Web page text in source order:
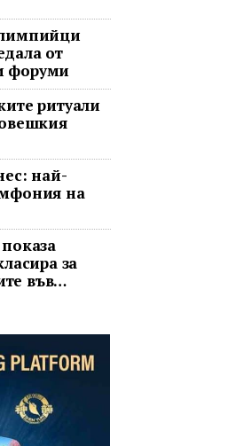
от
форуми
ритуали
най-
на
за
във